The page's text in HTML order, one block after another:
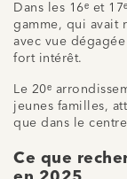
Dans les 16ᵉ et
gamme, qui avait
avec vue
fort intérêt.
Le 20ᵉ
jeunes familles,
que dans le
Ce que